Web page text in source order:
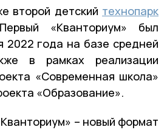
второй детский технопарк
«Кванториум» был
2022 года на базе средней
в рамках реализации
«Современная школа»
«Образование».
– новый формат